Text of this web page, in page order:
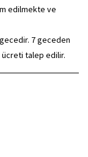
edilmekte ve
7 geceden
ücreti talep edilir.